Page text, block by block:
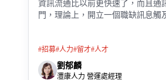
資訊流通比以前更快速了，而且通
門，理論上，開立一個職缺訊息觸
#招募#人力#留才#人才
劉郁麟
灃康人力 營運處經理